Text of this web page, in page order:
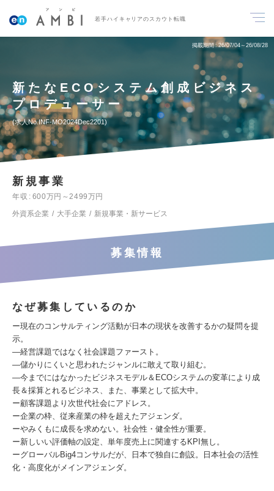
若手ハイキャリアのスカウト転職
掲載期間 26/07/04～26/08/28
新たなECOシステム創成ビジネス
プロデューサー
求人No.INF-MO2024Dec2201
新規事業
年収
600万円～2499万円
外資系企業
大手企業 新規事業・新サービス
募集情報
なぜ募集しているのか
ー現在のコンサルティング活動が日本の現状を改善するかの疑問を提
示。
―経営課題ではなく社会課題ファースト。
―儲かりにくいと思われたジャンルに敢えて取り組む。
―今までにはなかったビジネスモデル＆ECOシステムの変革により成
長＆採算とれるビジネス、また、事業として拡大中。
ー顧客課題より次世代社会にアドレス。
ー企業の枠、従来産業の枠を超えたアジェンダ。
ーやみくもに成長を求めない。社会性・健全性が重要。
ー新しいい評価軸の設定、単年度売上に関連するKPI無し。
ーグローバルBig4コンサルだが、日本で独自に創設。日本社会の活性
化・高度化がメインアジェンダ。